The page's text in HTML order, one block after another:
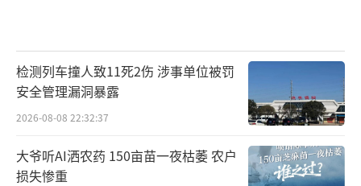
检测列车撞人致11死2伤 涉事单位被罚
安全管理漏洞暴露
2026-08-08 22:32:37
大爷听AI洒农药 150亩苗一夜枯萎 农户
损失惨重